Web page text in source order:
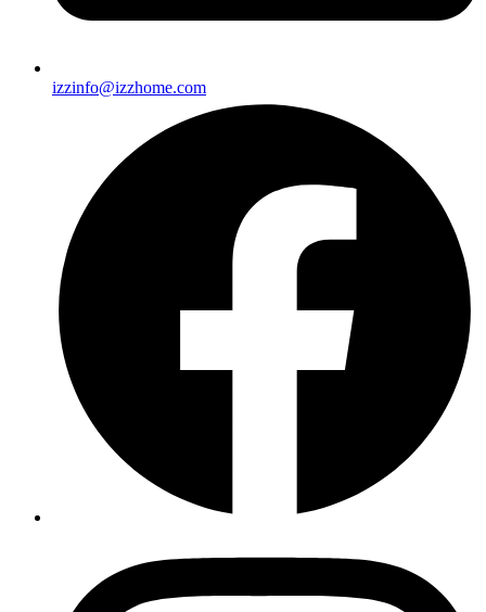
izzinfo@izzhome.com